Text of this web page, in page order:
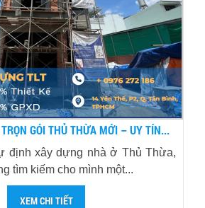
GÓI THỦ THỪA MỚI – UY TÍN...
định xây dựng nhà ở Thủ Thừa,
tìm kiếm cho mình một...
XEM CHI TIẾT